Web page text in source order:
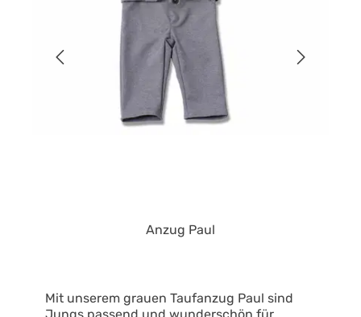
Anzug Paul
Mit unserem grauen Taufanzug Paul sind
Jungs passend und wunderschön für